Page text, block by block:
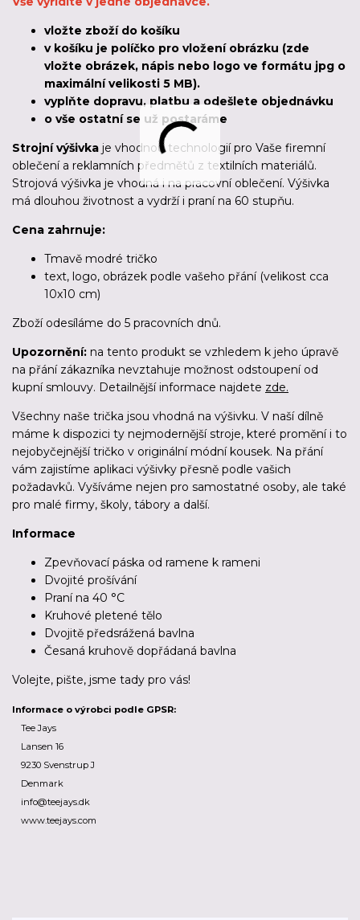
vložte zboží do košíku
v košíku je políčko pro vložení obrázku (zde
vložte obrázek, nápis nebo logo ve formátu jpg o
maximální velikosti 5 MB).
vyplňte dopravu, platbu a odešlete objednávku
o vše ostatní se už postaráme
Strojní výšivka je vhodnou technologií pro Vaše firemní
oblečení a reklamních předmětů z textilních materiálů.
Strojová výšivka je vhodná i na pracovní oblečení. Výšivka
má dlouhou životnost a vydrží i praní na 60 stupňu.
Cena zahrnuje:
Tmavě modré tričko
text, logo, obrázek podle vašeho přání (velikost cca
10x10 cm)
Zboží odesíláme do 5 pracovních dnů.
Upozornění: na tento produkt se vzhledem k jeho úpravě
na přání zákazníka nevztahuje možnost odstoupení od
kupní smlouvy. Detailnější informace najdete zde.
Všechny naše trička jsou vhodná na výšivku. V naší dílně
máme k dispozici ty nejmodernější stroje, které promění i to
nejobyčejnější tričko v originální módní kousek. Na přání
vám zajistíme aplikaci výšivky přesně podle vašich
požadavků. Vyšíváme nejen pro samostatné osoby, ale také
pro malé firmy, školy, tábory a další.
Informace
Zpevňovací páska od ramene k rameni
Dvojité prošívání
Praní na 40 °C
Kruhové pletené tělo
Dvojitě předsrážená bavlna
Česaná kruhově dopřádaná bavlna
Volejte, pište, jsme tady pro vás!
Informace o výrobci podle GPSR:
Tee Jays
Lansen 16
9230 Svenstrup J
Denmark
info@teejays.dk
www.teejays.com